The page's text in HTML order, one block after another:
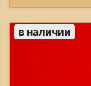
в наличии